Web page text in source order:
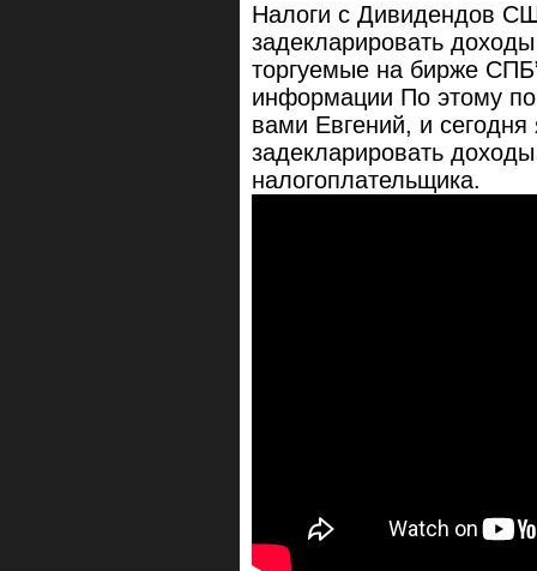
Налоги с Дивидендов
задекларировать
торгуемые на бирже
информации По этому
вами Евгений, и сегодня
задекларировать
налогоплательщика.